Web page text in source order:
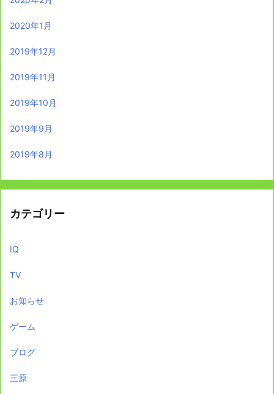
2020年1月
2019年12月
2019年11月
2019年10月
2019年9月
2019年8月
カテゴリー
IQ
TV
お知らせ
ゲーム
ブログ
三原